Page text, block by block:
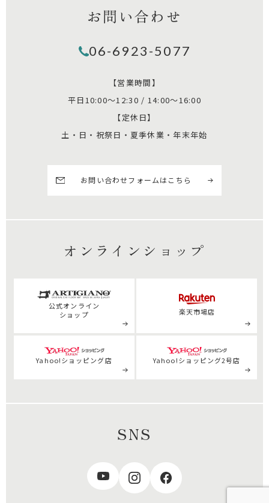
お問い合わせ
06-6923-5077
【営業時間】
平日10:00～12:30 / 14:00～16:00
【定休日】
土・日・祝祭日・夏季休業・年末年始
お問い合わせフォームはこちら
オンラインショップ
公式オンライン
ショップ
楽天市場店
Yahoo!ショッピング店 Yahoo!ショッピング2号店
SNS